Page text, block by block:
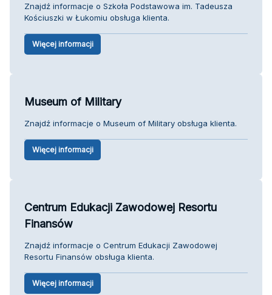
Znajdź informacje o Szkoła Podstawowa im. Tadeusza
Kościuszki w Łukomiu obsługa klienta.
Więcej informacji
Museum of Military
Znajdź informacje o Museum of Military obsługa klienta.
Więcej informacji
Centrum Edukacji Zawodowej Resortu
Finansów
Znajdź informacje o Centrum Edukacji Zawodowej
Resortu Finansów obsługa klienta.
Więcej informacji